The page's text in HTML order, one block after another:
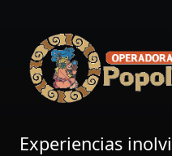
Experiencias